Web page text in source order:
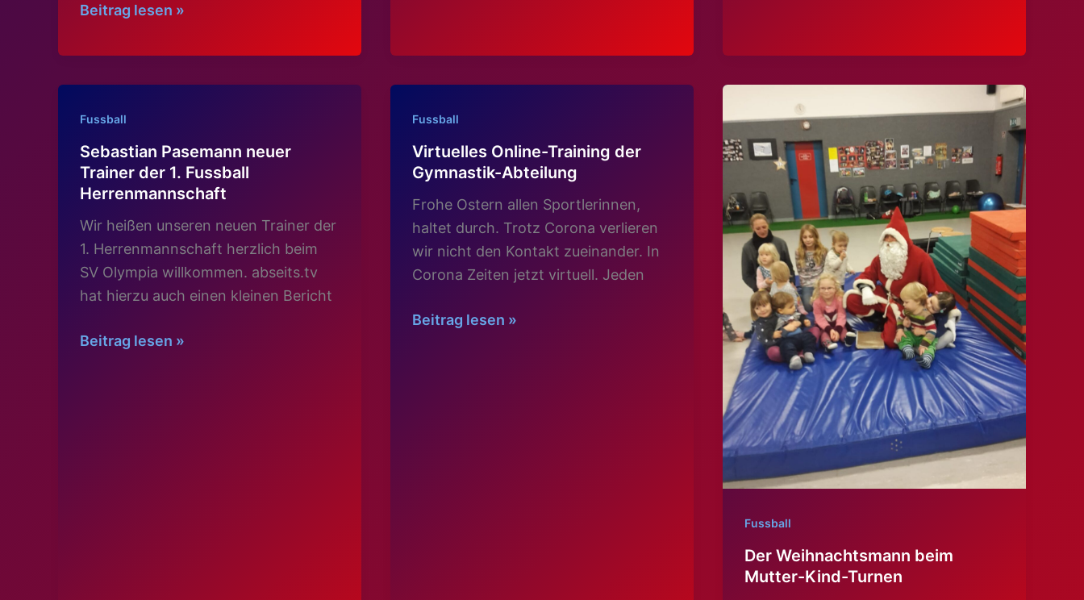
Ehrungen
Niedersächsischen
e.V.
Beitrag lesen »
Fussball
Sebastian Pasemann neuer
Trainer der 1. Fussball
Herrenmannschaft
Wir heißen unseren neuen Trainer der
1. Herrenmannschaft herzlich beim
SV Olympia willkommen. abseits.tv
hat hierzu auch einen kleinen Bericht
Sebastian
Beitrag lesen »
Fussball
Virtuelles Online-Training der
Gymnastik-Abteilung
Frohe Ostern allen Sportlerinnen,
haltet durch. Trotz Corona verlieren
wir nicht den Kontakt zueinander. In
Corona Zeiten jetzt virtuell. Jeden
Virtuelles
Beitrag lesen »
Fussball
Der Weihnachtsmann beim
Mutter-Kind-Turnen